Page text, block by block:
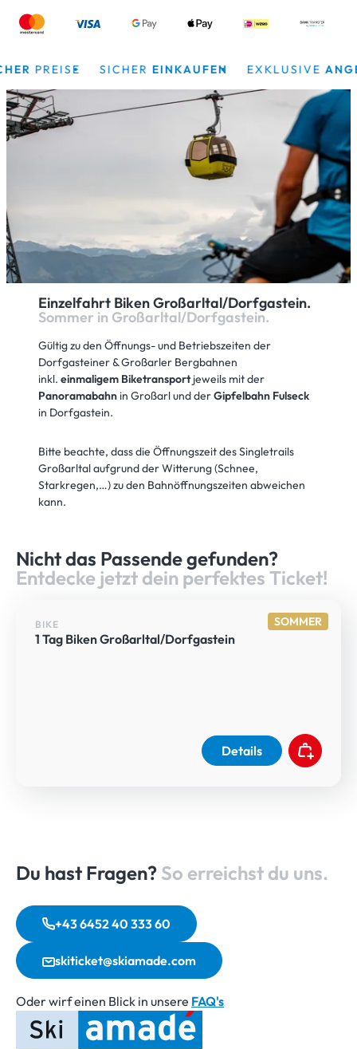
PREISE SICHEREINKAUFEN EXKLUSIVE
Einzelfahrt Biken Großarltal/Dorfgastein.
Sommer in Großarltal/Dorfgastein.
Gültig zu den Öffnungs- und Betriebszeiten der
Dorfgasteiner & Großarler Bergbahnen
inkl. einmaligem Biketransportjeweils mit der
Panoramabahnin Großarl und derGipfelbahn Fulseck
in Dorfgastein.
Bitte beachte, dass die Öffnungszeit des Singletrails
Großarltal aufgrund der Witterung (Schnee,
Starkregen,…) zu den Bahnöffnungszeiten abweichen
kann.
Nicht das Passende gefunden?
Entdecke jetzt dein perfektes Ticket!
SOMMER
BIKE
1 Tag Biken Großarltal/Dorfgastein
Details
Du hast Fragen? So erreichst du uns.
+43 6452 40 333 60
skiticket@skiamade.com
Oder wirf einen Blick in unsere FAQ's